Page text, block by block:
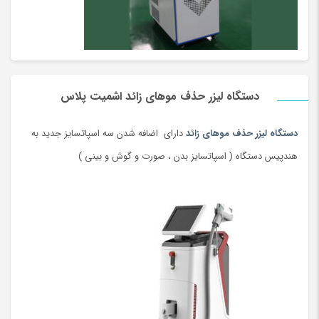
دستگاه لیزر حذف موهای زائد اشمیت پلاس
دستگاه لیزر حذف موهای زائددارای اضافه شدن سه اسپاتسایز جدید به
هندپیس دستگاه ( اسپاتسایز بدن ، صورت و گوش و بینی )
برش قدرت لیزر را تغییر بدهیم.
4-سیستم کنترل دبی هوا ( با این سیستم می توان دبی خروجی هوا را
شده که با باز کردن قسمت پایین دستگاه بدون مشکل می توانیم از 70
سانتی متر عرض عبور داد)
لیست دستگاههای برش لیزر بر اساس
دستگاه برش لیزر ابعاد 60*90
دستگاه برش لیزر ابعاد 90*130
دستگاه برش لیزر ابعاد 100*160